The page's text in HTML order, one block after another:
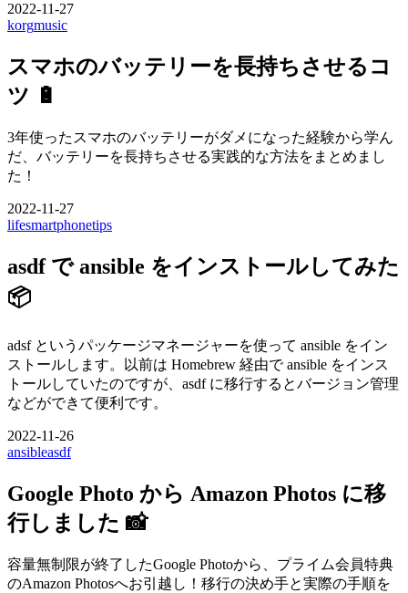
2022-11-27
korgmusic
スマホのバッテリーを長持ちさせるコ
ツ 🔋
3年使ったスマホのバッテリーがダメになった経験から学ん
だ、バッテリーを長持ちさせる実践的な方法をまとめまし
た！
2022-11-27
lifesmartphonetips
asdf で ansible をインストールしてみた
📦
adsf というパッケージマネージャーを使って ansible をイン
ストールします。以前は Homebrew 経由で ansible をインス
トールしていたのですが、asdf に移行するとバージョン管理
などができて便利です。
2022-11-26
ansibleasdf
Google Photo から Amazon Photos に移
行しました 📸
容量無制限が終了したGoogle Photoから、プライム会員特典
のAmazon Photosへお引越し！移行の決め手と実際の手順を